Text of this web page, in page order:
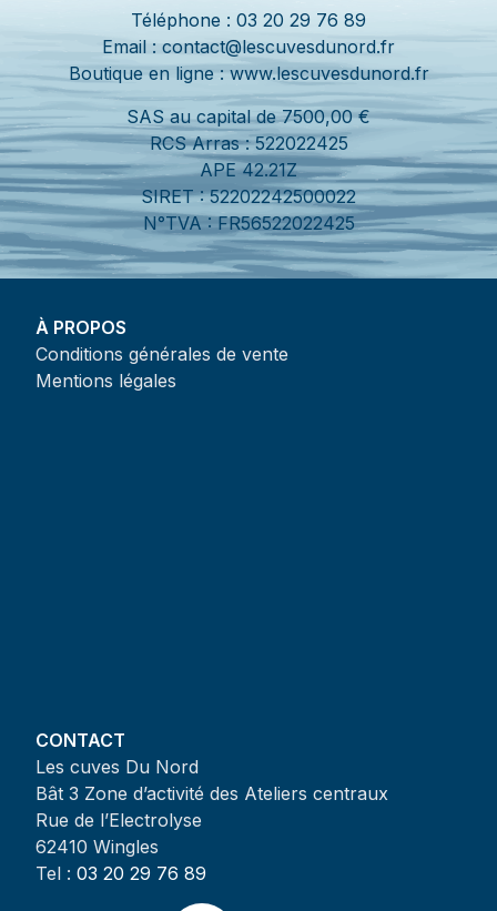
Téléphone : 03 20 29 76 89
Email : contact@lescuvesdunord.fr
Boutique en ligne : www.lescuvesdunord.fr
SAS au capital de 7500,00 €
RCS Arras : 522022425
APE 42.21Z
SIRET : 52202242500022
N°TVA : FR56522022425
À PROPOS
Conditions générales de vente
Mentions légales
CONTACT
Les cuves Du Nord
Bât 3 Zone d’activité des Ateliers centraux
Rue de l’Electrolyse
62410 Wingles
Tel : 03 20 29 76 89